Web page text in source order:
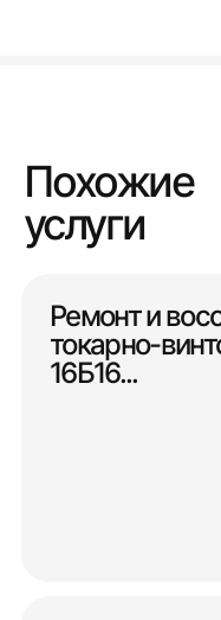
Похожие
услуги
Ремонт и
токарно-
16Б16...